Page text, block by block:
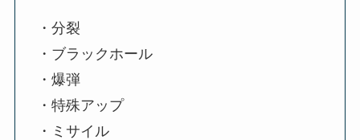
・分裂
・ブラックホール
・爆弾
・特殊アップ
・ミサイル